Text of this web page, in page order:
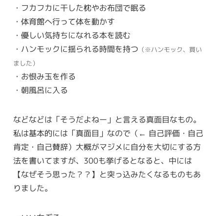
・フカフカに干した枕やお布団で眠る
・体育館へ行って体を動かす
・優しい気持ちになれる本を読む
・ハンモックに揺られる時間を持つ （※ハンモック、買い
ました）
・お恨み玉を作る
・朝風呂に入る
などなどは「そうだよねー」と言える真面目なもの。
私は基本的には「真面目」なので（← 自己評価・自己
肯定・自己賛辞）大概がマジメに自分を大切にする方
法を書いてますが、300も挙げるとなると、中には
【なぜそう思った？？】と突っ込みたくなるものもあ
りました。